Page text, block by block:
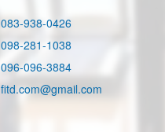
083-938-0426
098-281-1038
096-096-3884
fitd.com@gmail.com